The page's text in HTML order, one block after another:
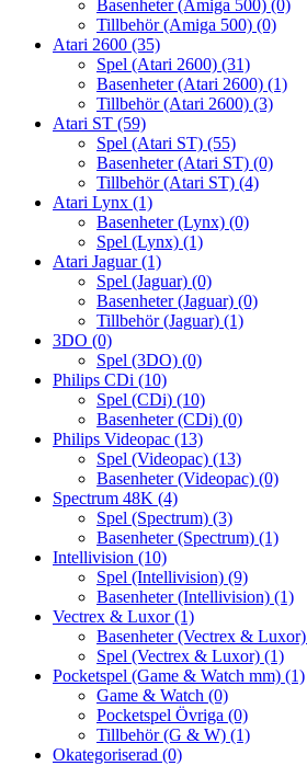
Basenheter (Amiga 500) (0)
Tillbehör (Amiga 500) (0)
Atari 2600 (35)
Spel (Atari 2600) (31)
Basenheter (Atari 2600) (1)
Tillbehör (Atari 2600) (3)
Atari ST (59)
Spel (Atari ST) (55)
Basenheter (Atari ST) (0)
Tillbehör (Atari ST) (4)
Atari Lynx (1)
Basenheter (Lynx) (0)
Spel (Lynx) (1)
Atari Jaguar(1)
Spel (Jaguar) (0)
Basenheter (Jaguar) (0)
Tillbehör (Jaguar) (1)
3DO (0)
Spel (3DO) (0)
Philips CDi (10)
Spel (CDi) (10)
Basenheter (CDi) (0)
Philips Videopac (13)
Spel (Videopac) (13)
Basenheter (Videopac) (0)
Spectrum 48K (4)
Spel (Spectrum) (3)
Basenheter (Spectrum) (1)
Intellivision (10)
Spel (Intellivision) (9)
Basenheter (Intellivision) (1)
Vectrex & Luxor(1)
Basenheter (Vectrex & Luxor)
Spel (Vectrex & Luxor) (1)
Pocketspel (Game & Watch mm) (1)
Game & Watch (0)
Pocketspel Övriga (0)
Tillbehör (G & W) (1)
Okategoriserad (0)